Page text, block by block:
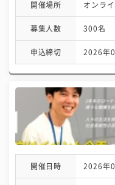
開催場所 オンラ
募集人数 300名
申込締切 2026年
開催日時 2026年